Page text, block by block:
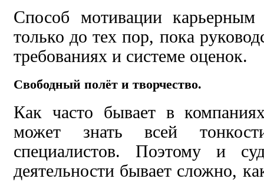
Способ мотивации карьерным
только до тех пор, пока
требованиях и системе оценок.
Свободный полёт и творчество.
Как часто бывает в
может знать всей
специалистов. Поэтому и
деятельности бывает сложно,